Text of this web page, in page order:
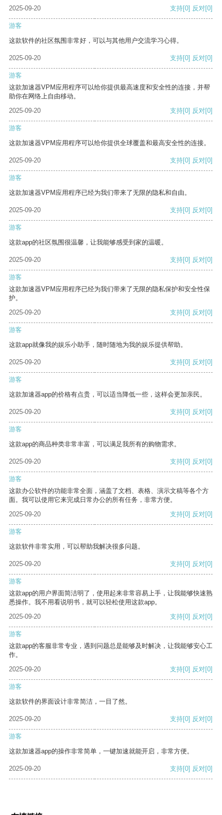
2025-09-20 支持[0] 反对[0]
游客
这款软件的社区氛围非常好，可以与其他用户交流学习心得。
2025-09-20 支持[0] 反对[0]
游客
这款加速器VPM应用程序可以给你提供最高速度和安全性的连接，并帮
助你在网络上自由移动。
2025-09-20
支持[0] 反对[0]
游客
这款加速器VPM应用程序可以给你提供全球覆盖和最高安全性的连接。
2025-09-20 支持[0] 反对[0]
游客
这款加速器VPM应用程序已经为我们带来了无限的隐私和自由。
2025-09-20 支持[0] 反对[0]
游客
这款app的社区氛围很温馨，让我能够感受到家的温暖。
2025-09-20 支持[0] 反对[0]
游客
这款加速器VPM应用程序已经为我们带来了无限的隐私保护和安全性保
护。
2025-09-20
支持[0] 反对[0]
游客
这款app就像我的娱乐小助手，随时随地为我的娱乐提供帮助。
2025-09-20 支持[0] 反对[0]
游客
这款加速器app的价格有点贵，可以适当降低一些，这样会更加亲民。
2025-09-20 支持[0] 反对[0]
游客
这款app的商品种类非常丰富，可以满足我所有的购物需求。
2025-09-20 支持[0] 反对[0]
游客
这款办公软件的功能非常全面，涵盖了文档、表格、演示文稿等各个方
面。我可以使用它来完成日常办公的所有任务，非常方便。
2025-09-20
支持[0] 反对[0]
游客
这款软件非常实用，可以帮助我解决很多问题。
2025-09-20 支持[0] 反对[0]
游客
这款app的用户界面简洁明了，使用起来非常容易上手，让我能够快速熟
悉操作。我不用看说明书，就可以轻松使用这款app。
2025-09-20
支持[0] 反对[0]
游客
这款app的客服非常专业，遇到问题总是能够及时解决，让我能够安心工
作。
2025-09-20
支持[0] 反对[0]
游客
这款软件的界面设计非常简洁，一目了然。
2025-09-20 支持[0] 反对[0]
游客
这款加速器app的操作非常简单，一键加速就能开启，非常方便。
2025-09-20 支持[0] 反对[0]